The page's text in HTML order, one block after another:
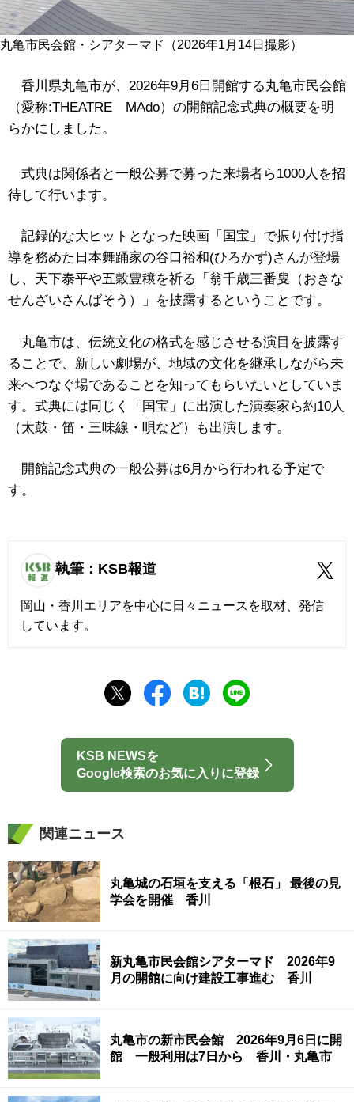
丸亀市民会館・シアターマド（2026年1月14日撮影）
香川県丸亀市が、2026年9月6日開館する丸亀市民会館
（愛称:THEATRE MAdo）の開館記念式典の概要を明
らかにしました。
式典は関係者と一般公募で募った来場者ら1000人を招
待して行います。
記録的な大ヒットとなった映画「国宝」で振り付け指
導を務めた日本舞踊家の谷口裕和(ひろかず)さんが登場
し、天下泰平や五穀豊穣を祈る「翁千歳三番叟（おきな
せんざいさんばそう）」を披露するということです。
丸亀市は、伝統文化の格式を感じさせる演目を披露す
ることで、新しい劇場が、地域の文化を継承しながら未
来へつなぐ場であることを知ってもらいたいとしていま
す。式典には同じく「国宝」に出演した演奏家ら約10人
（太鼓・笛・三味線・唄など）も出演します。
開館記念式典の一般公募は6月から行われる予定で
す。
執筆：KSB報道
岡山・香川エリアを中心に日々ニュースを取材、発信
しています。
KSB NEWSを
Google検索のお気に入りに登録
関連ニュース
丸亀城の石垣を支える「根石」 最後の見
学会を開催 香川
新丸亀市民会館シアターマド 2026年9
月の開館に向け建設工事進む 香川
丸亀市の新市民会館 2026年9月6日に開
館 一般利用は7日から 香川・丸亀市